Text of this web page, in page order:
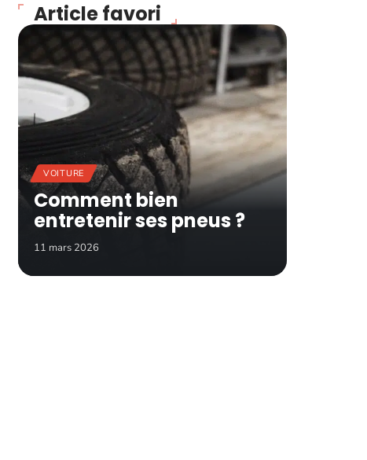
Article favori
VOITURE
Comment bien
entretenir ses pneus ?
11 mars 2026